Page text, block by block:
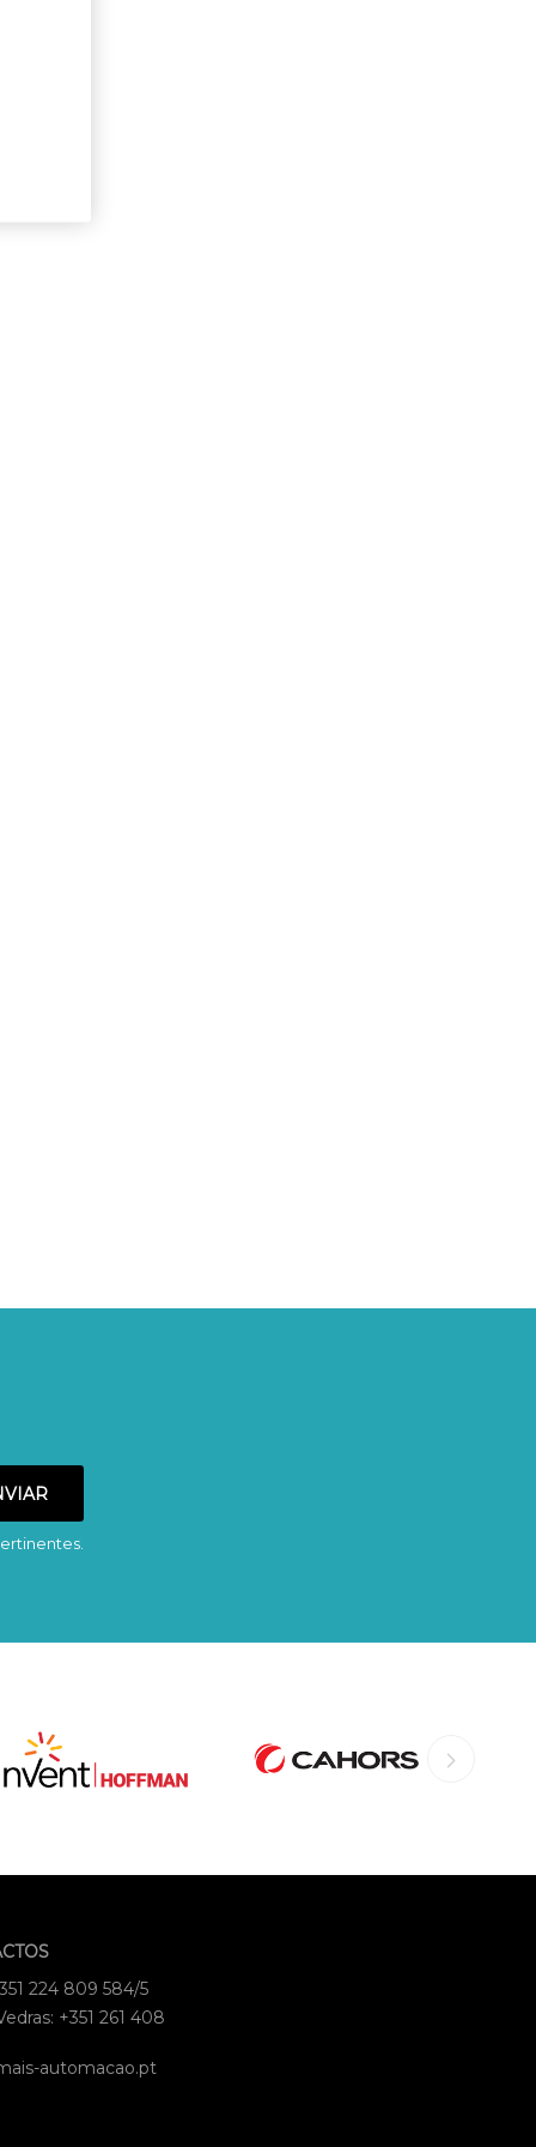
224 809 584/5
+351 261 408
automacao.pt